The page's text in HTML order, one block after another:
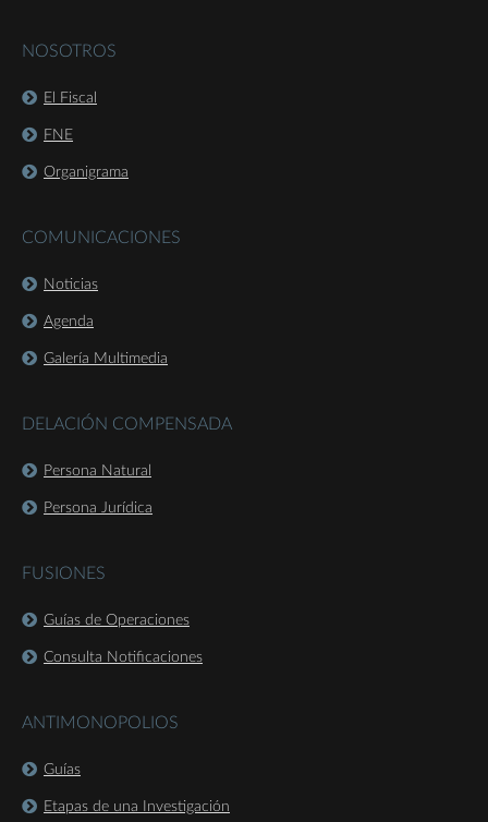
NOSOTROS
El Fiscal
FNE
Organigrama
COMUNICACIONES
Noticias
Agenda
Galería Multimedia
DELACIÓN COMPENSADA
Persona Natural
Persona Jurídica
FUSIONES
Guías de Operaciones
Consulta Notificaciones
ANTIMONOPOLIOS
Guías
Etapas de una Investigación